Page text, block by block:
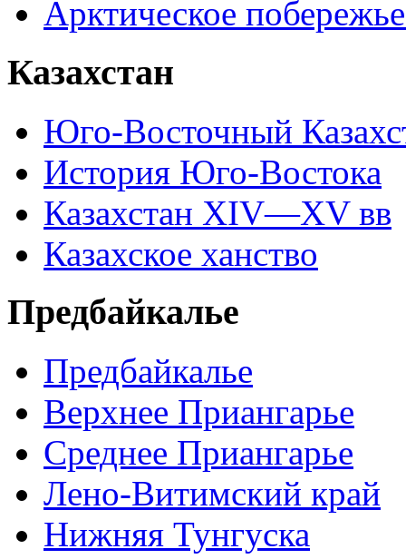
Арктическое
Казахстан
Юго-Восточный
История Юго-Востока
Казахстан XIV—XV вв
Казахское ханство
Предбайкалье
Предбайкалье
Верхнее Приангарье
Среднее Приангарье
Лено-Витимский край
Нижняя Тунгуска